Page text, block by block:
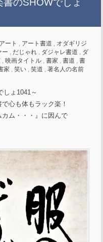
のSHOWでしょ
アート , アート書道 , オダギリジ
ー , だじゃれ , ダジャレ書道 , ダ
,映画タイトル ,書家 ,書道 ,書
家 ,笑い ,笑道 ,著名人の名前
ょ1041～
心も体もラック楽！
ム・・・』に因んで